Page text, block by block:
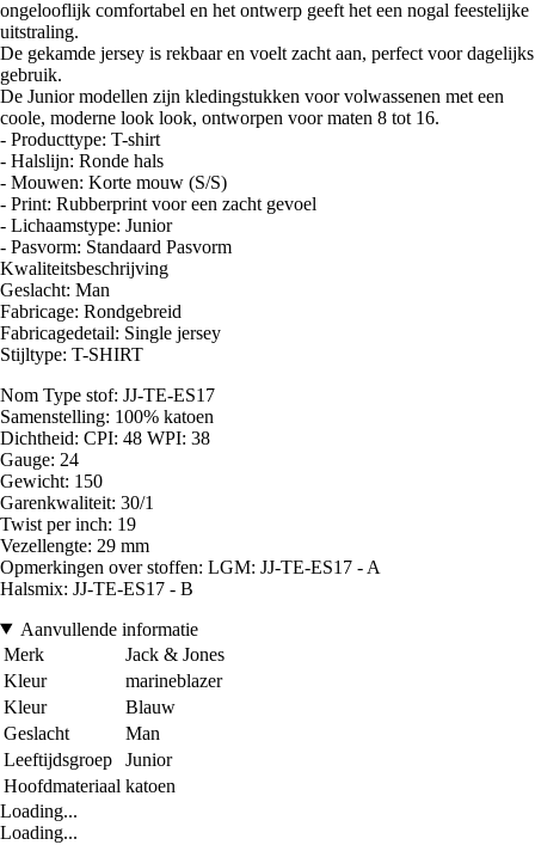
ongelooflijk comfortabel en het ontwerp geeft het een nogal feestelijke
uitstraling.
De gekamde jersey is rekbaar en voelt zacht aan, perfect voor dagelijks
gebruik.
De Junior modellen zijn kledingstukken voor volwassenen met een
coole, moderne look look, ontworpen voor maten 8 tot 16.
- Producttype: T-shirt
- Halslijn: Ronde hals
- Mouwen: Korte mouw (S/S)
- Print: Rubberprint voor een zacht gevoel
- Lichaamstype: Junior
- Pasvorm: Standaard Pasvorm
Kwaliteitsbeschrijving
Geslacht: Man
Fabricage: Rondgebreid
Fabricagedetail: Single jersey
Stijltype: T-SHIRT
Nom Type stof: JJ-TE-ES17
Samenstelling: 100% katoen
Dichtheid: CPI: 48 WPI: 38
Gauge: 24
Gewicht: 150
Garenkwaliteit: 30/1
Twist per inch: 19
Vezellengte: 29 mm
Opmerkingen over stoffen: LGM: JJ-TE-ES17 - A
Halsmix: JJ-TE-ES17 - B
Aanvullende informatie
Merk
Jack & Jones
Kleur
marineblazer
Kleur
Blauw
Geslacht
Man
Leeftijdsgroep
Junior
Hoofdmateriaal katoen
Loading...
Loading...